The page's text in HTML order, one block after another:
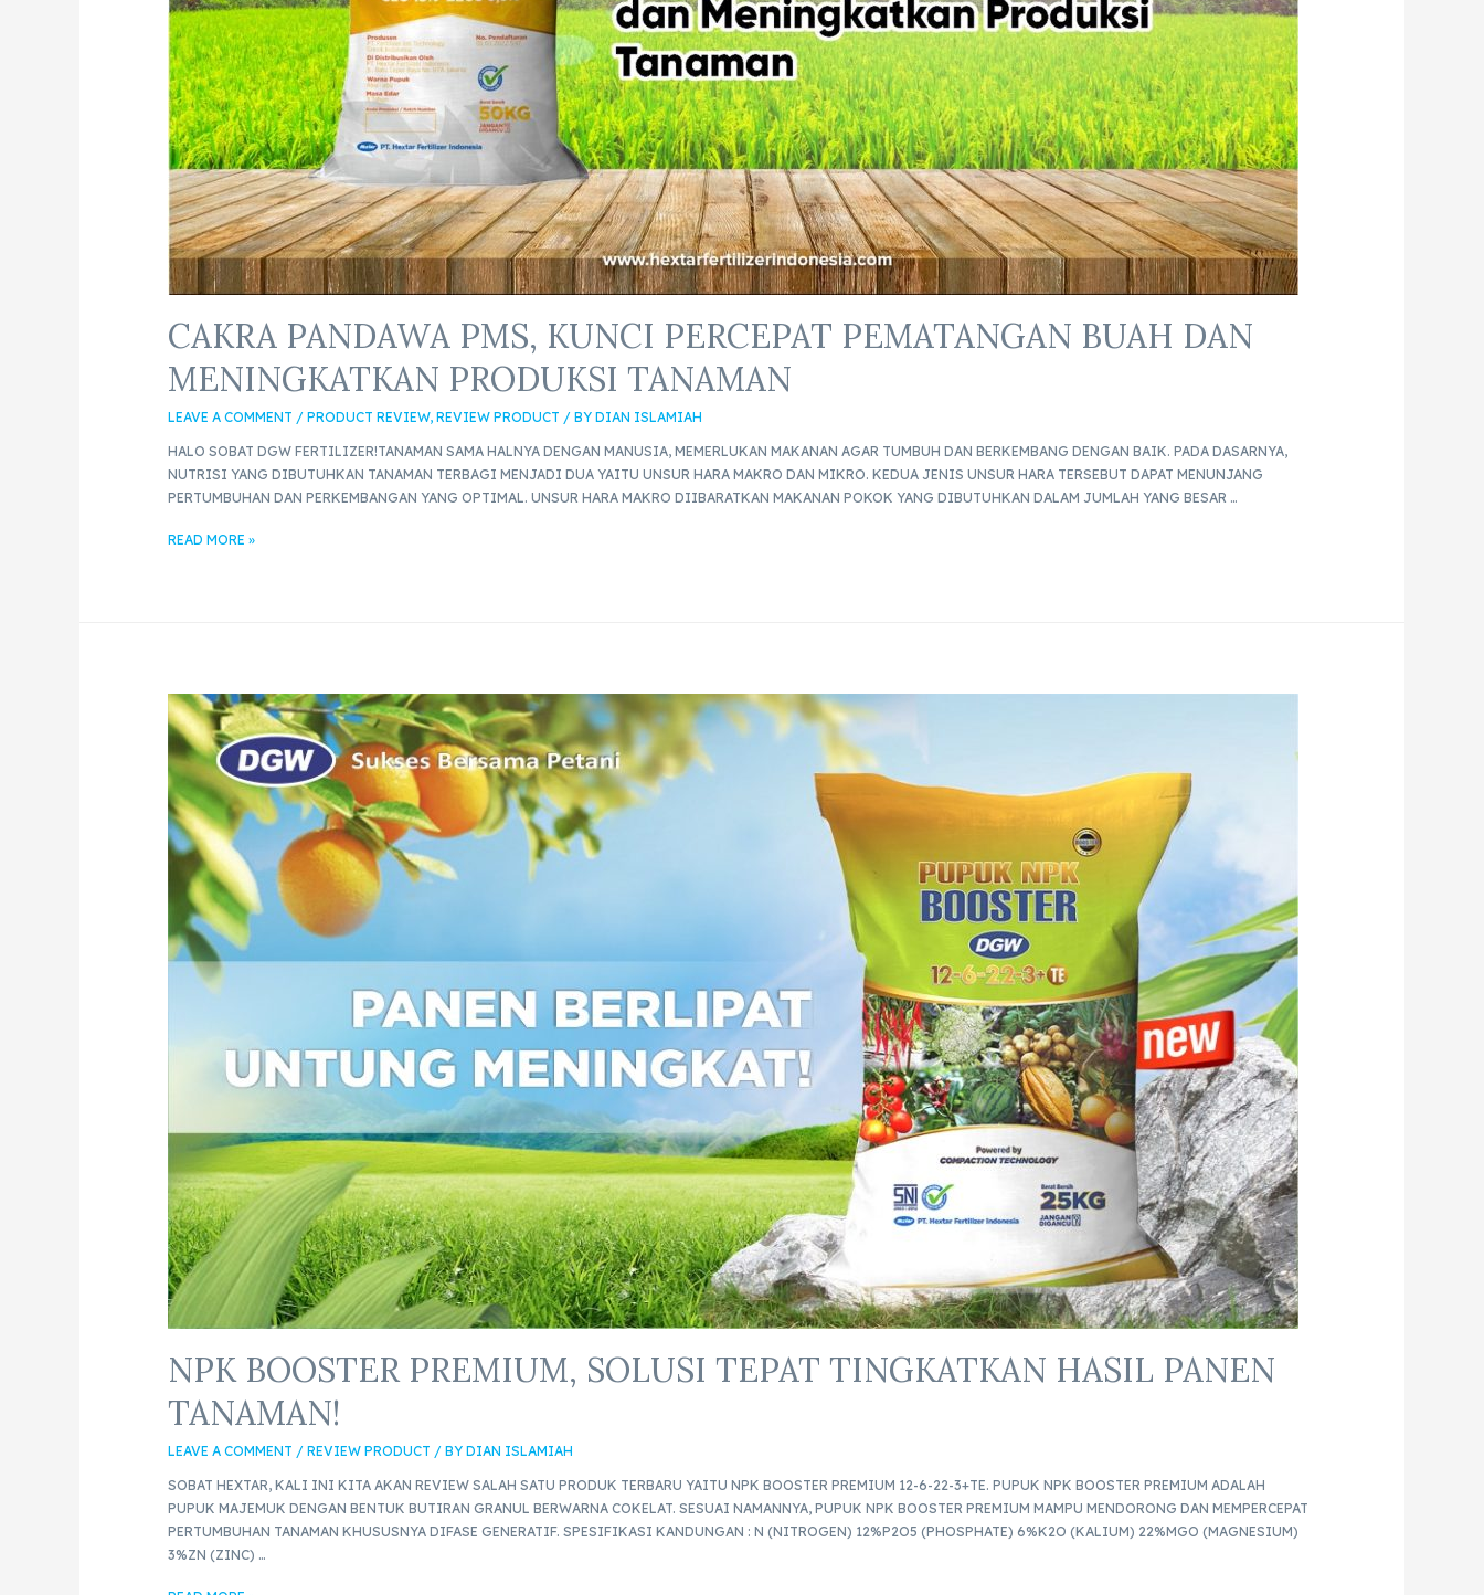
CAKRA PANDAWA PMS, KUNCI PERCEPAT PEMATANGAN BUAH DAN
MENINGKATKAN PRODUKSI TANAMAN
LEAVE A COMMENT /PRODUCT REVIEW,REVIEW PRODUCT / BYDIAN ISLAMIAH
HALO SOBAT DGW FERTILIZER!TANAMAN SAMA HALNYA DENGAN MANUSIA, MEMERLUKAN MAKANAN AGAR TUMBUH DAN BERKEMBANG DENGAN BAIK. PADA DASARNYA,
NUTRISI YANG DIBUTUHKAN TANAMAN TERBAGI MENJADI DUA YAITU UNSUR HARA MAKRO DAN MIKRO. KEDUA JENIS UNSUR HARA TERSEBUT DAPAT MENUNJANG
PERTUMBUHAN DAN PERKEMBANGAN YANG OPTIMAL. UNSUR HARA MAKRO DIIBARATKAN MAKANAN POKOK YANG DIBUTUHKAN DALAM JUMLAH YANG BESAR …
READ MORE »
NPK BOOSTER PREMIUM, SOLUSI TEPAT TINGKATKAN HASIL PANEN
TANAMAN!
LEAVE A COMMENT /REVIEW PRODUCT / BYDIAN ISLAMIAH
SOBAT HEXTAR, KALI INI KITA AKAN REVIEW SALAH SATU PRODUK TERBARU YAITU NPK BOOSTER PREMIUM 12-6-22-3+TE. PUPUK NPK BOOSTER PREMIUM ADALAH
PUPUK MAJEMUK DENGAN BENTUK BUTIRAN GRANUL BERWARNA COKELAT. SESUAI NAMANNYA, PUPUK NPK BOOSTER PREMIUM MAMPU MENDORONG DAN MEMPERCEPAT
PERTUMBUHAN TANAMAN KHUSUSNYA DIFASE GENERATIF. SPESIFIKASI KANDUNGAN : N (NITROGEN) 12%P2O5 (PHOSPHATE) 6%K2O (KALIUM) 22%MGO (MAGNESIUM)
3%ZN (ZINC) …